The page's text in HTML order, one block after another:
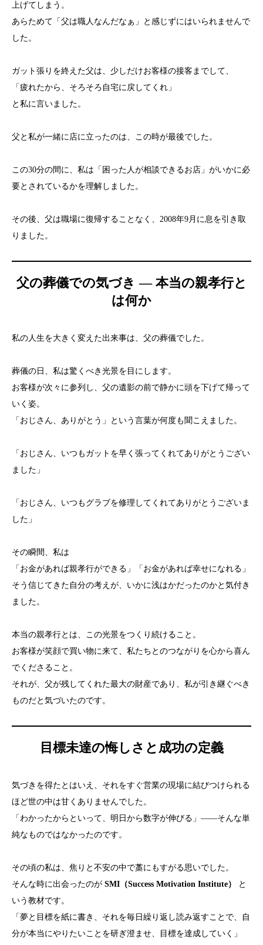
上げてしまう。
あらためて「父は職人なんだなぁ」と感じずにはいられませんで
した。
ガット張りを終えた父は、少しだけお客様の接客までして、
「疲れたから、そろそろ自宅に戻してくれ」
と私に言いました。
父と私が一緒に店に立ったのは、この時が最後でした。
この30分の間に、私は「困った人が相談できるお店」がいかに必
要とされているかを理解しました。
その後、父は職場に復帰することなく、2008年9月に息を引き取
りました。
父の葬儀での気づき ― 本当の親孝行と
は何か
私の人生を大きく変えた出来事は、父の葬儀でした。
葬儀の日、私は驚くべき光景を目にします。
お客様が次々に参列し、父の遺影の前で静かに頭を下げて帰って
いく姿。
「おじさん、ありがとう」という言葉が何度も聞こえました。
「おじさん、いつもガットを早く張ってくれてありがとうござい
ました」
「おじさん、いつもグラブを修理してくれてありがとうございま
した」
その瞬間、私は
「お金があれば親孝行ができる」「お金があれば幸せになれる」
そう信じてきた自分の考えが、いかに浅はかだったのかと気付き
ました。
本当の親孝行とは、この光景をつくり続けること。
お客様が笑顔で買い物に来て、私たちとのつながりを心から喜ん
でくださること。
それが、父が残してくれた最大の財産であり、私が引き継ぐべき
ものだと気づいたのです。
目標未達の悔しさと成功の定義
気づきを得たとはいえ、それをすぐ営業の現場に結びつけられる
ほど世の中は甘くありませんでした。
「わかったからといって、明日から数字が伸びる」――そんな単
純なものではなかったのです。
その頃の私は、焦りと不安の中で藁にもすがる思いでした。
そんな時に出会ったのが SMI（Success Motivation Institute）
と
いう教材です。
「夢と目標を紙に書き、それを毎日繰り返し読み返すことで、自
分が本当にやりたいことを研ぎ澄ませ、目標を達成していく」